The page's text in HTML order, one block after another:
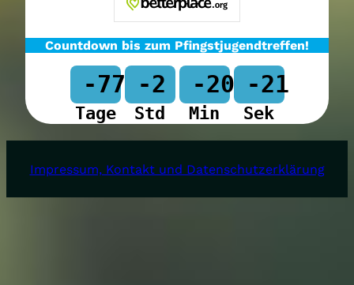
Countdown bis zum Pfingstjugendtreffen!
-77
Tage
-2
Std
-20
Min
-21
Sek
Impressum, Kontakt und Datenschutzerklärung